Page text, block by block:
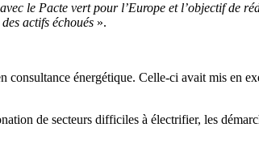
avec le Pacte vert pour l’Europe et l’objectif de
actifs échoués ».
consultance énergétique. Celle-ci avait mis en
de secteurs difficiles à électrifier, les